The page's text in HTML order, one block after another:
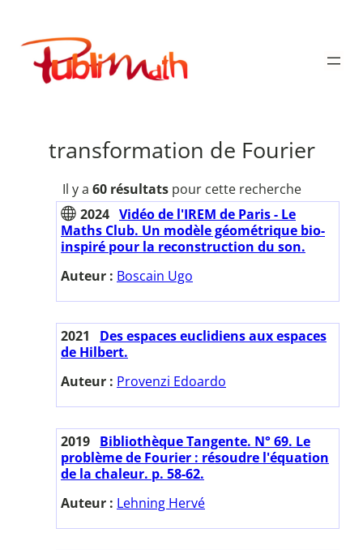
contenu
Publimath
transformation de Fourier
Il y a 60 résultatspour cette recherche
2024 Vidéo de l'IREM de Paris - Le
Maths Club. Un modèle géométrique bio-
inspiré pour la reconstruction du son.
Auteur : Boscain Ugo
2021
Des espaces euclidiens aux espaces
de Hilbert.
Auteur : Provenzi Edoardo
2019 Bibliothèque Tangente. N° 69. Le
problème de Fourier : résoudre l'équation
de la chaleur. p. 58-62.
Auteur : Lehning Hervé